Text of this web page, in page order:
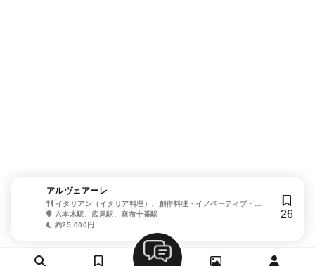
アルヴェアーレ
イタリアン（イタリア料理）、創作料理・イノベーティブ・フ
ュージョン
六本木駅、広尾駅、麻布十番駅
約25,000円
26